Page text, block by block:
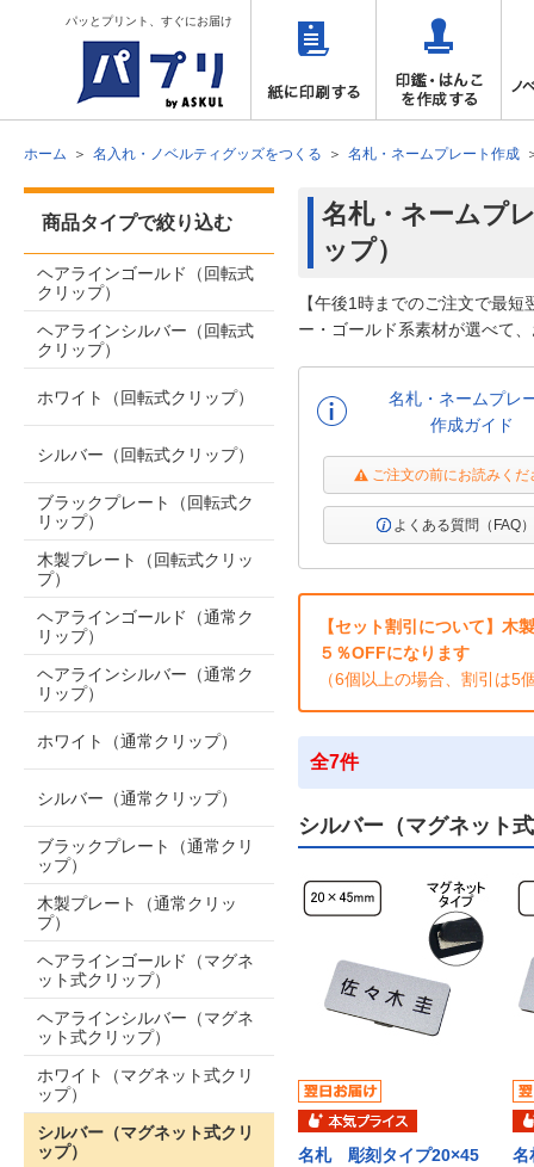
パッとプリント、すぐにお届け
ホーム 名入れ・ノベルティグッズをつくる 名札・ネームプレート作成
名札・ネームプ
ップ）
【午後1時までのご注文で最
ー・ゴールド系素材が選べて
名札・ネームプレ
作成ガイド
ご注文の前にお読みくだ
よくある質問（FAQ
【セット割引について】木
５％OFFになります
（6個以上の場合、割引は
全7件
シルバー（マグネット
名札 彫刻タイプ20×45
名
商品タイプで絞り込む
ヘアラインゴールド（回転式
クリップ）
ヘアラインシルバー（回転式
クリップ）
ホワイト（回転式クリップ）
シルバー（回転式クリップ）
ブラックプレート（回転式ク
リップ）
木製プレート（回転式クリッ
プ）
ヘアラインゴールド（通常ク
リップ）
ヘアラインシルバー（通常ク
リップ）
ホワイト（通常クリップ）
シルバー（通常クリップ）
ブラックプレート（通常クリ
ップ）
木製プレート（通常クリッ
プ）
ヘアラインゴールド（マグネ
ット式クリップ）
ヘアラインシルバー（マグネ
ット式クリップ）
ホワイト（マグネット式クリ
ップ）
シルバー（マグネット式クリ
ップ）